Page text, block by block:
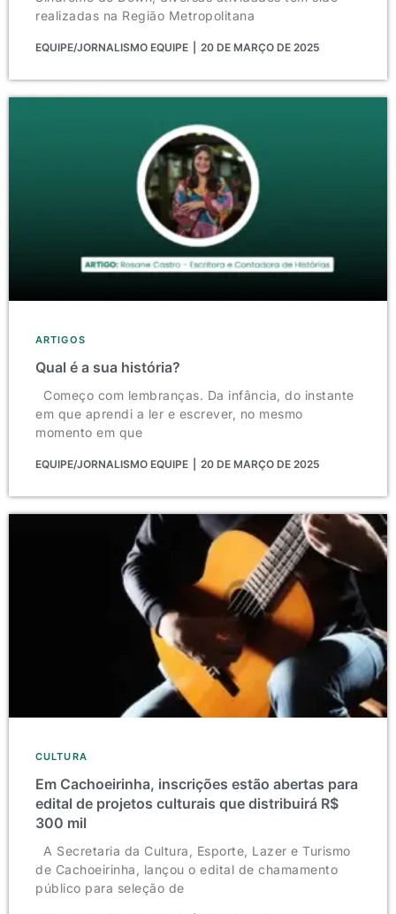
realizadas na Região Metropolitana
EQUIPE/JORNALISMO EQUIPE 20 DE MARÇO DE 2025
ARTIGOS
Qual é a sua história?
Começo com lembranças. Da infância, do instante
em que aprendi a ler e escrever, no mesmo
momento em que
EQUIPE/JORNALISMO EQUIPE 20 DE MARÇO DE 2025
CULTURA
Em Cachoeirinha, inscrições estão abertas para
edital de projetos culturais que distribuirá R$
300 mil
A Secretaria da Cultura, Esporte, Lazer e Turismo
de Cachoeirinha, lançou o edital de chamamento
público para seleção de